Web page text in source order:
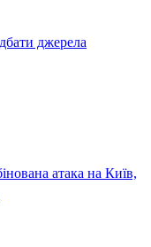
джерела
атака на Київ,